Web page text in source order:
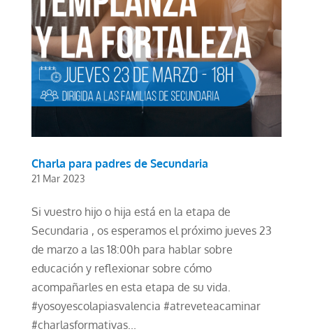
Charla para padres de Secundaria
21 Mar 2023
Si vuestro hijo o hija está en la etapa de
Secundaria , os esperamos el próximo jueves 23
de marzo a las 18:00h para hablar sobre
educación y reflexionar sobre cómo
acompañarles en esta etapa de su vida.
#yosoyescolapiasvalencia #atreveteacaminar
#charlasformativas...